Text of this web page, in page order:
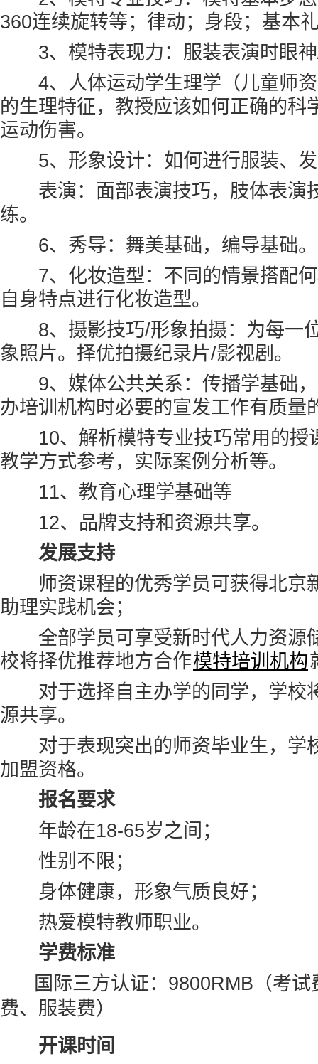
360连续旋转等；律动；身段；基本
3、模特表现力：服装表演时眼神
4、人体运动学生理学（儿童师资
的生理特征，教授应该如何正确的科
运动伤害。
5、形象设计：如何进行服装、发
表演：面部表演技巧，肢体表演
练。
6、秀导：舞美基础，编导基础。
7、化妆造型：不同的情景搭配何
自身特点进行化妆造型。
8、摄影技巧/形象拍摄：为每一
象照片。择优拍摄纪录片/影视剧。
9、媒体公共关系：传播学基础，
办培训机构时必要的宣发工作有质量
10、解析模特专业技巧常用的授
教学方式参考，实际案例分析等。
11、教育心理学基础等
12、品牌支持和资源共享。
发展支持
师资课程的优秀学员可获得北京
助理实践机会；
全部学员可享受新时代人力资源
校将择优推荐地方合作模特培训机构
对于选择自主办学的同学，学校
源共享。
对于表现突出的师资毕业生，学
加盟资格。
报名要求
年龄在18-65岁之间；
性别不限；
身体健康，形象气质良好；
热爱模特教师职业。
学费标准
国际三方认证：9800RMB（考
费、服装费）
开课时间